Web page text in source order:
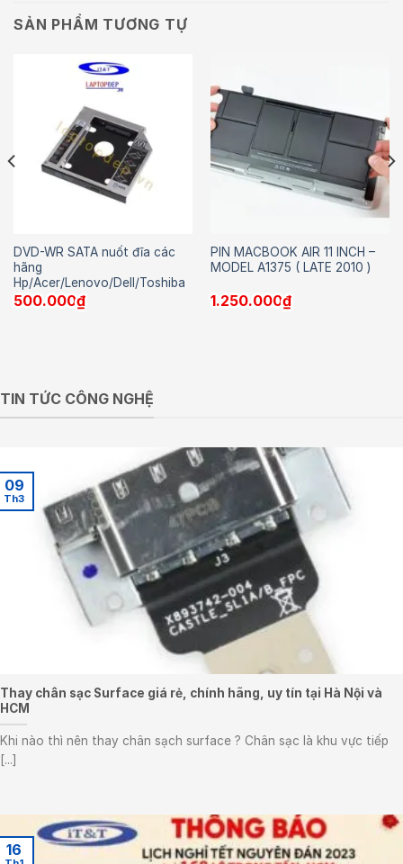
SẢN PHẨM TƯƠNG TỰ
DVD-WR SATA nuốt đĩa các
hãng
Hp/Acer/Lenovo/Dell/Toshiba
500.000₫
PIN MACBOOK AIR 11 INCH –
MODEL A1375 ( LATE 2010 )
1.250.000₫
TIN TỨC CÔNG NGHỆ
Thay chân sạc Surface giá rẻ, chính hãng, uy tín tại Hà Nội và
HCM
Khi nào thì nên thay chân sạch surface ? Chân sạc là khu vực tiếp
[...]
09
Th3
16